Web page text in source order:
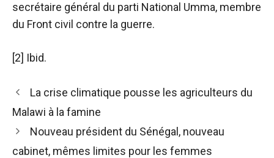
secrétaire général du parti National Umma, membre
du Front civil contre la guerre.
[2] Ibid.
Navigation
des
La crise climatique pousse les agriculteurs du
Malawi à la famine
Nouveau président du Sénégal, nouveau
cabinet, mêmes limites pour les femmes